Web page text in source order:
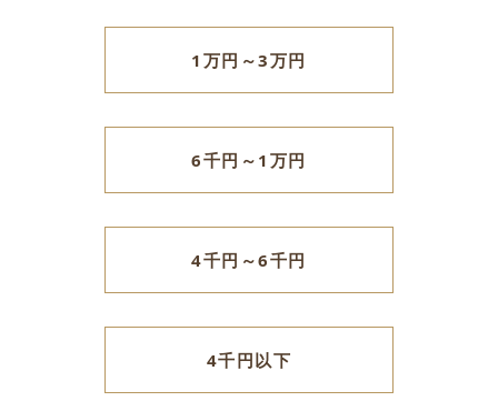
1万円～3万円
6千円～1万円
4千円～6千円
4千円以下